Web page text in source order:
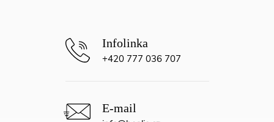
+420 777 036 707